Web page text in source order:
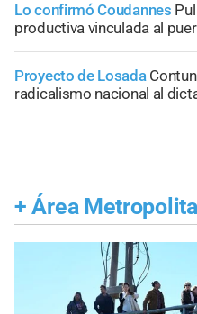
Lo confirmó Coudannes
productiva vinculada al
Proyecto de Losada
radicalismo nacional al
+ Área